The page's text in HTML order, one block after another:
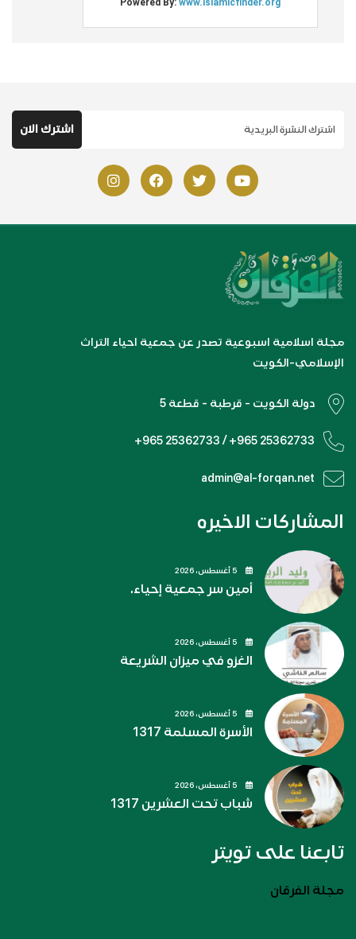
مجلة اسلامية اسبوعية تصدر عن جمعية احياء التراث
الإسلامي-الكويت
دولة الكويت - قرطبة - قطعة 5
+965 25362733 / +965 25362733
admin@al-forqan.net
المشاركات الاخيره
أمين سر جمعية إحياء.
الغزو في ميزان الشريعة
الأسرة المسلمة 1317
شباب تحت العشرين 1317
تابعنا على تويتر
مجلة الفرقان